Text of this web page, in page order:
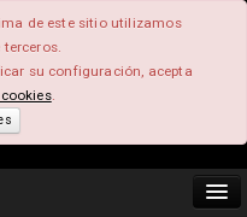
de este sitio utilizamos
terceros.
su configuración, acepta
.